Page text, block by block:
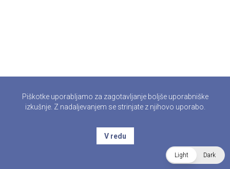
Light Dark
Piškotke uporabljamo za zagotavljanje boljše uporabniške
izkušnje. Z nadaljevanjem se strinjate z njihovo uporabo.
V redu